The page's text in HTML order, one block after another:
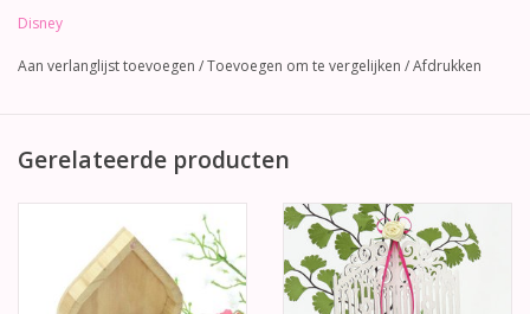
Disney
Aan verlanglijst toevoegen /Toevoegen om te vergelijken /Afdrukken
Gerelateerde producten